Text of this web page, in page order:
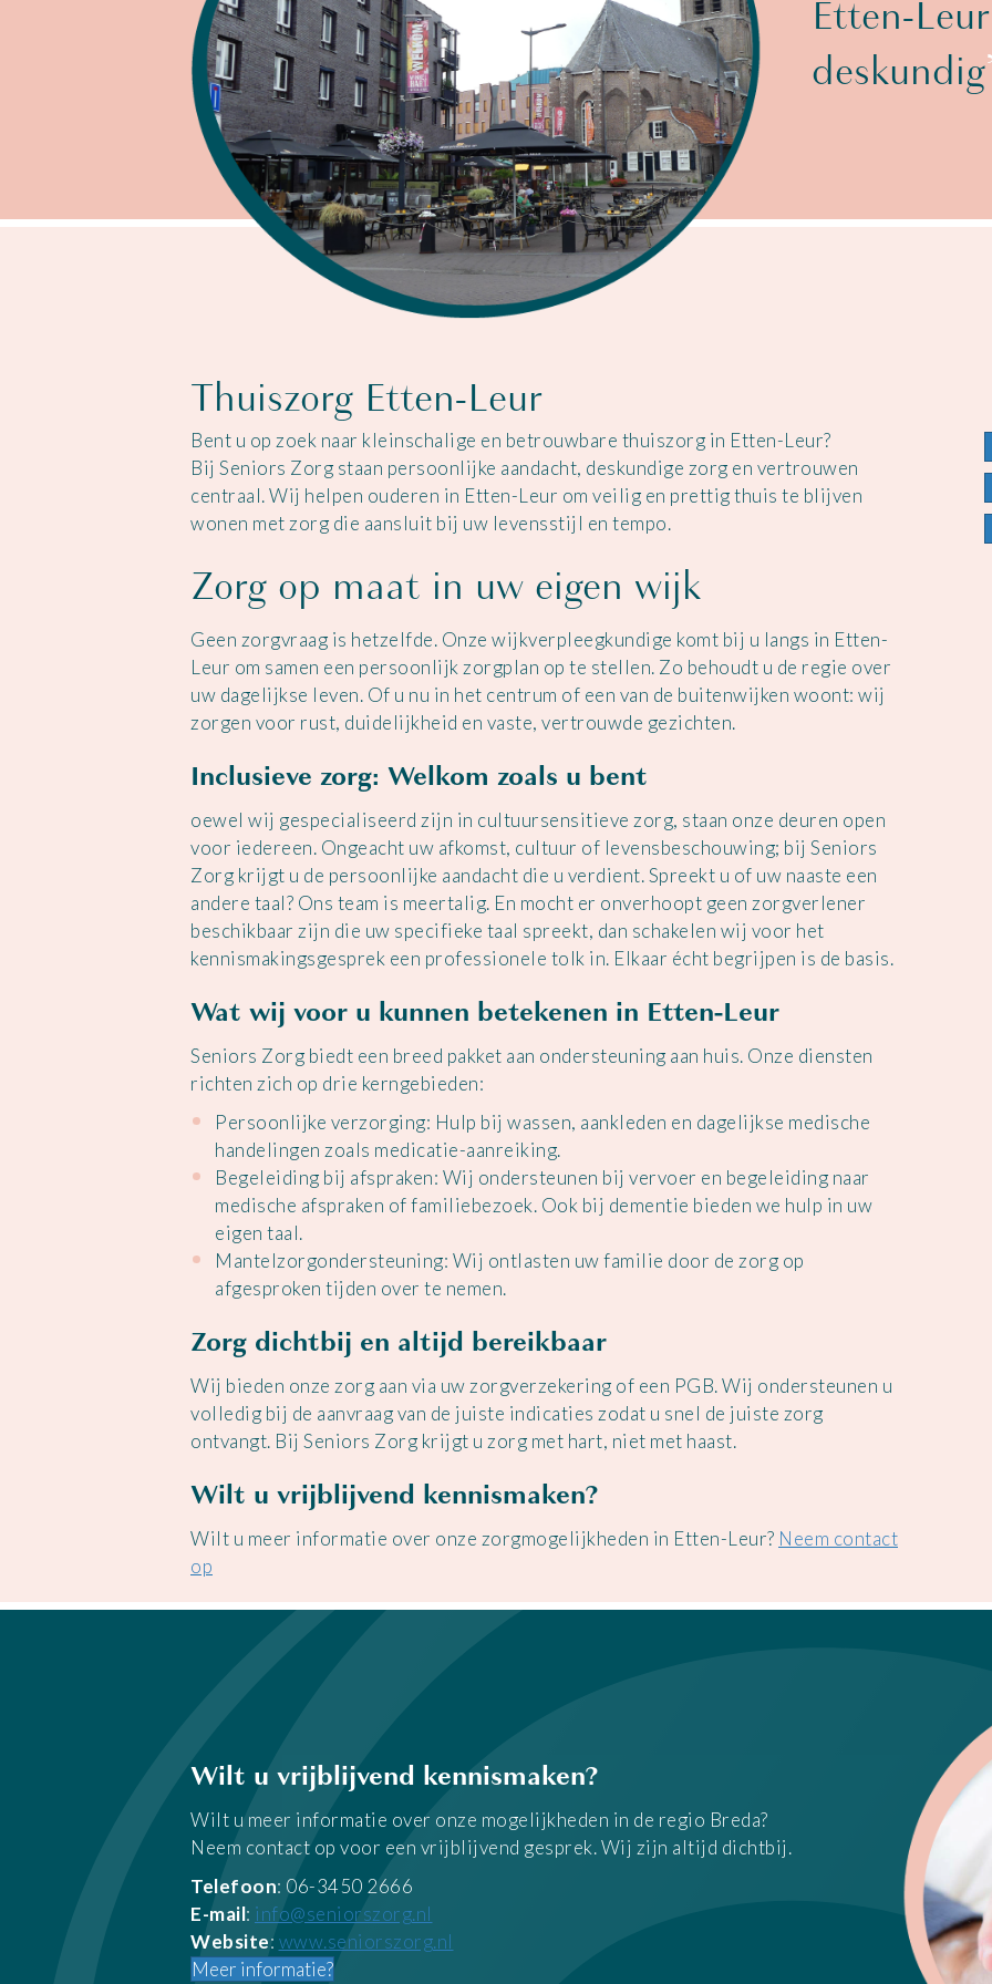
Etten-
deskundig’
Thuiszorg Etten-Leur
Bent u op zoek naar kleinschalige en betrouwbare thuiszorg in Etten-Leur?
Bij Seniors Zorg staan persoonlijke aandacht, deskundige zorg en vertrouwen
centraal. Wij helpen ouderen in Etten-Leur om veilig en prettig thuis te blijven
wonen met zorg die aansluit bij uw levensstijl en tempo.
Zorg op maat in uw eigen wijk
Geen zorgvraag is hetzelfde. Onze wijkverpleegkundige komt bij u langs in Etten-
Leur om samen een persoonlijk zorgplan op te stellen. Zo behoudt u de regie over
uw dagelijkse leven. Of u nu in het centrum of een van de buitenwijken woont: wij
zorgen voor rust, duidelijkheid en vaste, vertrouwde gezichten.
Inclusieve zorg: Welkom zoals u bent
oewel wij gespecialiseerd zijn in cultuursensitieve zorg, staan onze deuren open
voor iedereen. Ongeacht uw afkomst, cultuur of levensbeschouwing; bij Seniors
Zorg krijgt u de persoonlijke aandacht die u verdient. Spreekt u of uw naaste een
andere taal? Ons team is meertalig. En mocht er onverhoopt geen zorgverlener
beschikbaar zijn die uw specifieke taal spreekt, dan schakelen wij voor het
kennismakingsgesprek een professionele tolk in. Elkaar écht begrijpen is de basis.
Wat wij voor u kunnen betekenen in Etten-Leur
Seniors Zorg biedt een breed pakket aan ondersteuning aan huis. Onze diensten
richten zich op drie kerngebieden:
Persoonlijke verzorging: Hulp bij wassen, aankleden en dagelijkse medische
handelingen zoals medicatie-aanreiking.
Begeleiding bij afspraken: Wij ondersteunen bij vervoer en begeleiding naar
medische afspraken of familiebezoek. Ook bij dementie bieden we hulp in uw
eigen taal.
Mantelzorgondersteuning: Wij ontlasten uw familie door de zorg op
afgesproken tijden over te nemen.
Zorg dichtbij en altijd bereikbaar
Wij bieden onze zorg aan via uw zorgverzekering of een PGB. Wij ondersteunen u
volledig bij de aanvraag van de juiste indicaties zodat u snel de juiste zorg
ontvangt. Bij Seniors Zorg krijgt u zorg met hart, niet met haast.
Wilt u vrijblijvend kennismaken?
Wilt u meer informatie over onze zorgmogelijkheden in Etten-Leur? Neem contact
op
Wilt u vrijblijvend kennismaken?
Wilt u meer informatie over onze mogelijkheden in de regio Breda?
Neem contact op voor een vrijblijvend gesprek. Wij zijn altijd dichtbij.
Telefoon: 06-3450 2666
E-mail: info@seniorszorg.nl
Website: www.seniorszorg.nl
Meer informatie?